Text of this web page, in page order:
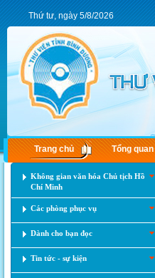
Thứ tư, ngày 5/8/2026
Trang chủ Tổng
Không gian văn hóa Chủ tịch Hồ
Chí Minh
Các phòng phục vụ
Dành cho bạn đọc
Tin tức - sự kiện